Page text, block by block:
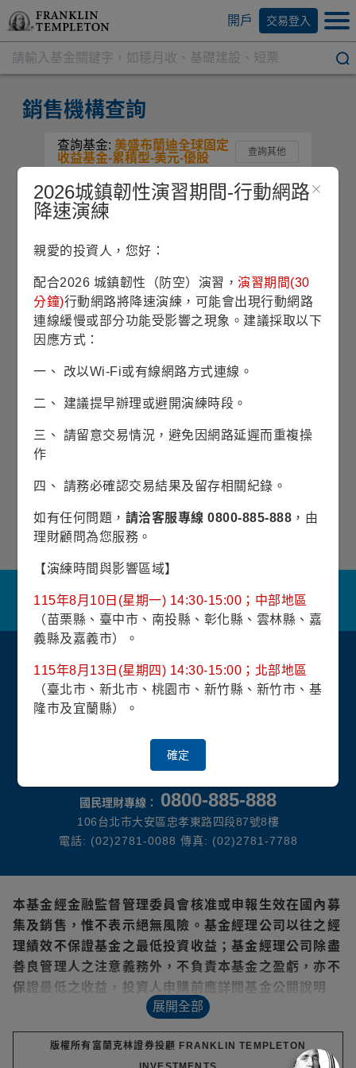
開戶 交易登入
銷售機構查詢
查詢基金: 美盛布蘭迪全球固定
收益基金-累積型-美元-優股
查詢其他
基金產品
美盛布蘭迪全球固定收益基金
類別
債券型
配息方式
累積型
計價幣別
美元
股份級別
優
*資料僅供參考，如有異動，以銀行規定辦法辦
理。
關於我們 隱私權保護政策
金融友善服務
防制洗錢及客戶審查常見問答集
網站導覽 聯絡我們
富蘭克林證券投資顧問(股)公司
國民理財專線： 0800-885-888
106台北市大安區忠孝東路四段87號8樓
電話: (02)2781-0088 傳真: (02)2781-7788
本基金經金融監督管理委員會核准或申報生效在國內募
集及銷售，惟不表示絕無風險。基金經理公司以往之經
理績效不保證基金之最低投資收益；基金經理公司除盡
善良管理人之注意義務外，不負責本基金之盈虧，亦不
保證最低之收益，投資人申購前應詳閱基金公開說明
本文提及之經濟走勢預測，不必然代表基金之績效，本
基金投資風險請詳閱基金公開說明書。
展開全部
版權所有富蘭克林證券投顧 FRANKLIN TEMPLETON
2026城鎮韌性演習期間-行動網路
降速演練
親愛的投資人，您好：
配合2026 城鎮韌性（防空）演習，演習期間(30
分鐘)行動網路將降速演練，可能會出現行動網路
連線緩慢或部分功能受影響之現象。建議採取以下
因應方式：
一、 改以Wi-Fi或有線網路方式連線。
二、 建議提早辦理或避開演練時段。
三、 請留意交易情況，避免因網路延遲而重複操
作
四、 請務必確認交易結果及留存相關紀錄。
如有任何問題， 請洽客服專線 0800-885-888 ，由
理財顧問為您服務。
【演練時間與影響區域】
115年8月10日(星期一) 14:30-15:00；中部地區
（苗栗縣、臺中市、南投縣、彰化縣、雲林縣、嘉
義縣及嘉義市）。
115年8月13日(星期四) 14:30-15:00；北部地區
（臺北市、新北市、桃園市、新竹縣、新竹市、基
隆市及宜蘭縣）。
確定